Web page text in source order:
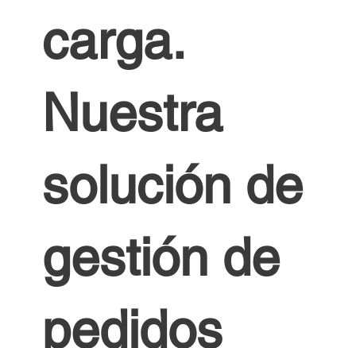
carga.
Nuestra
solución de
gestión de
pedidos